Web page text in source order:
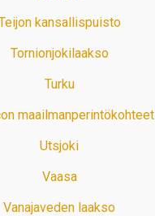
kansallispuisto
Tornionjokilaakso
Turku
maailmanperintökohteet
Utsjoki
Vaasa
Vanajaveden laakso